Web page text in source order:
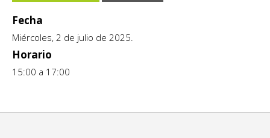
CCE en el interior/libros
Espacio itinerante de lectura infantil
Exposiciones
Formación
Género y Diversidad
Fecha
Miércoles, 2 de julio de 2025.
Horario
15:00 a 17:00